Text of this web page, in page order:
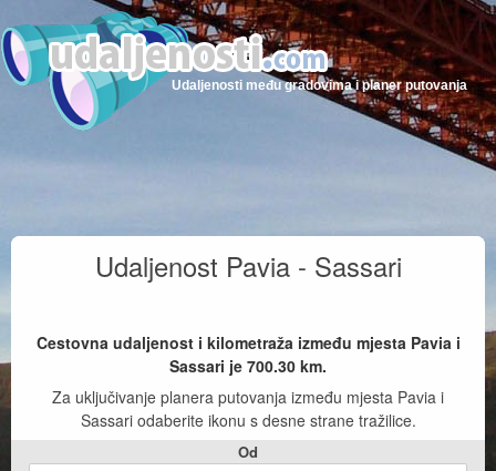
Udaljenosti među gradovima i planer putovanja
Udaljenost Pavia - Sassari
Cestovna udaljenost i kilometraža između mjesta Pavia i
Sassari je 700.30 km.
Za uključivanje planera putovanja između mjesta Pavia i
Sassari odaberite ikonu s desne strane tražilice.
Od